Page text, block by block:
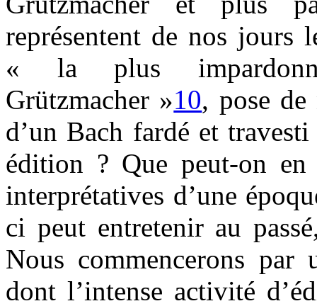
représentent de nos jours
« la plus
Grützmacher »10, pose de
d’un Bach fardé et
édition ? Que peut-on en
interprétatives d’une
ci peut entretenir au
Nous commencerons
dont l’intense activité